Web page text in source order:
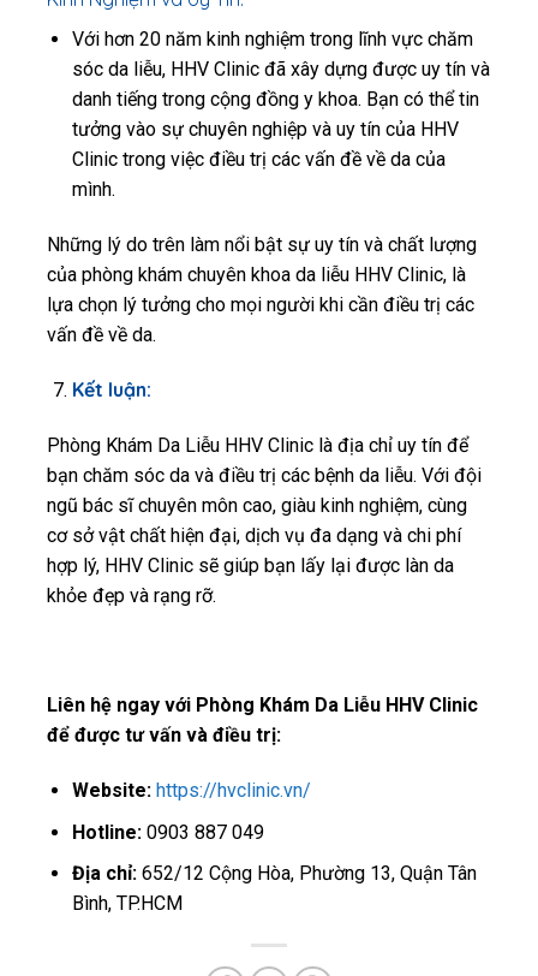
Với hơn 20 năm kinh nghiệm trong lĩnh vực chăm
sóc da liễu, HHV Clinic đã xây dựng được uy tín và
danh tiếng trong cộng đồng y khoa. Bạn có thể tin
tưởng vào sự chuyên nghiệp và uy tín của HHV
Clinic trong việc điều trị các vấn đề về da của
mình.
Những lý do trên làm nổi bật sự uy tín và chất lượng
của phòng khám chuyên khoa da liễu HHV Clinic, là
lựa chọn lý tưởng cho mọi người khi cần điều trị các
vấn đề về da.
Kết luận:
Phòng Khám Da Liễu HHV Clinic là địa chỉ uy tín để
bạn chăm sóc da và điều trị các bệnh da liễu. Với đội
ngũ bác sĩ chuyên môn cao, giàu kinh nghiệm, cùng
cơ sở vật chất hiện đại, dịch vụ đa dạng và chi phí
hợp lý, HHV Clinic sẽ giúp bạn lấy lại được làn da
khỏe đẹp và rạng rỡ.
Liên hệ ngay với Phòng Khám Da Liễu HHV Clinic
để được tư vấn và điều trị:
Website: https://hvclinic.vn/
Hotline:0903 887 049
Địa chỉ:652/12 Cộng Hòa, Phường 13, Quận Tân
Bình, TP.HCM